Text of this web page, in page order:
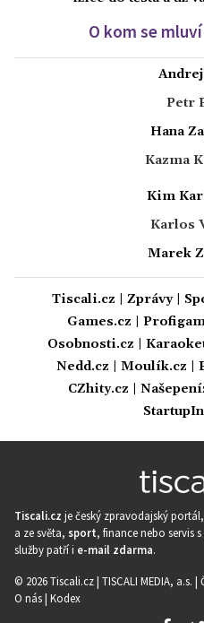
O kom se
Petr
Hana
Kazma
Kim
Karlos
Marek
Tiscali.cz Zprávy|
Games.cz
Osobnosti.cz
Nedd.cz
Moulík.cz
CZhity.cz
Tiscali.cz je český zpravodajský
a ze světa, sport, finance nebo servis
služby patří i e-mail zdarma.
© 2026 Tiscali.cz | TISCALI MEDIA, a.s. |
O nás| Kodex